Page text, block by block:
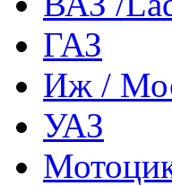
ГАЗ
Иж /
УАЗ